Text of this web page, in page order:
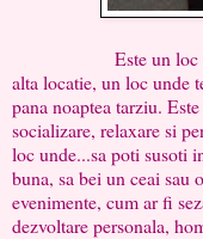
Este un loc din
alta locatie, un loc unde
pana noaptea tarziu.
socializare, relaxare si
loc unde...sa poti susoti
buna, sa bei un ceai sau
evenimente, cum ar fi
dezvoltare personala,